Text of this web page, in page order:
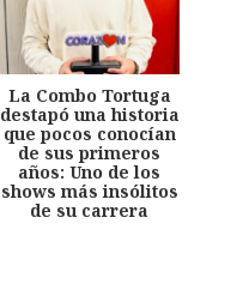
La Combo Tortuga
destapó una historia
que pocos conocían
de sus primeros
años: Uno de los
shows más insólitos
de su carrera